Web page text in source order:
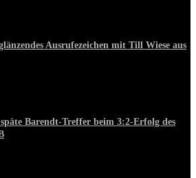
Ausrufezeichen mit Till Wiese aus
Barendt-Treffer beim 3:2-Erfolg des